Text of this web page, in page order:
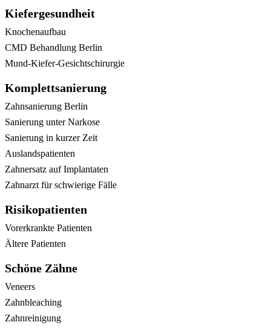
Kiefergesundheit
Knochenaufbau
CMD Behandlung Berlin
Mund-Kiefer-Gesichtschirurgie
Komplettsanierung
Zahnsanierung Berlin
Sanierung unter Narkose
Sanierung in kurzer Zeit
Auslandspatienten
Zahnersatz auf Implantaten
Zahnarzt für schwierige Fälle
Risikopatienten
Vorerkrankte Patienten
Ältere Patienten
Schöne Zähne
Veneers
Zahnbleaching
Zahnreinigung